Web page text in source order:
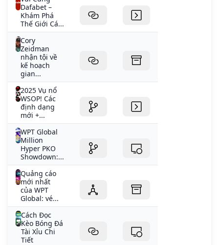
Dafabet –
Khám Phá
Thế Giới Cá...
Cory
Zeidman
nhận tội về
kế hoạch
gian...
2025 Vụ nổ
WSOP! Các
định dạng
mới +...
WPT Global
Million
Hyper PKO
Showdown:...
Quảng cáo
mới nhất
của WPT
Global: vé...
Cách Đọc
Kèo Bóng Đá
Tài Xỉu Chi
Tiết